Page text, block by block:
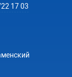
17 03